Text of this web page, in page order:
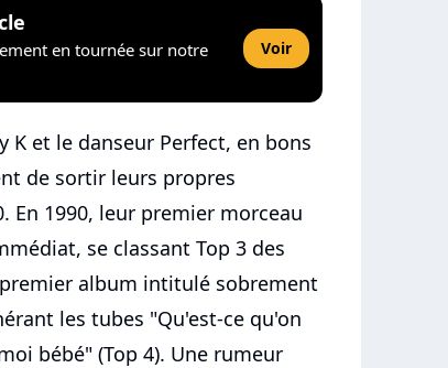
en tournée sur notre
Voir
K et le danseur Perfect, en bons
de sortir leurs propres
En 1990, leur premier morceau
se classant Top 3 des
album intitulé sobrement
les tubes "Qu'est-ce qu'on
bébé" (Top 4). Une rumeur